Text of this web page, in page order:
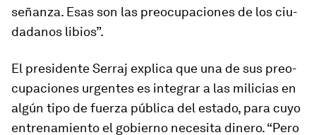
señanza. Esas son las preo­cu­pa­ciones de los ciu­
da­danos li­bios”.
El pre­si­dente Serraj ex­plica que una de sus preo­
cu­pa­ciones ur­gentes es in­te­grar a las mi­li­cias en
algún tipo de fuerza pú­blica del es­tado, para cuyo
en­tre­na­miento el go­bierno ne­ce­sita di­nero. “Pero